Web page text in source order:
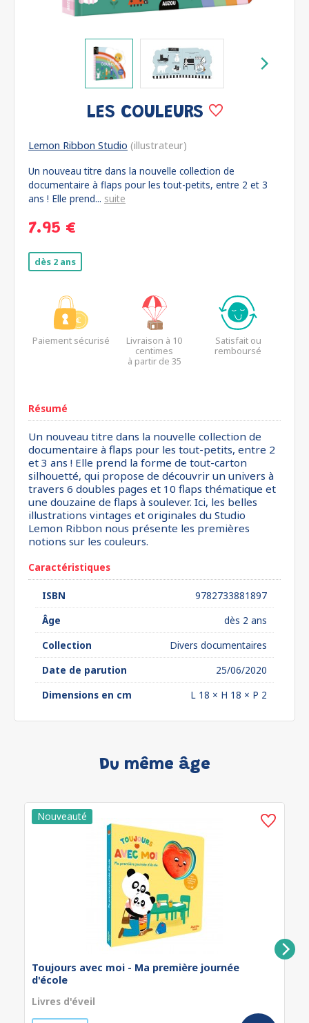
LES COULEURS
Lemon Ribbon Studio (illustrateur)
Un nouveau titre dans la nouvelle collection de
documentaire à flaps pour les tout-petits, entre 2 et 3
ans ! Elle prend... suite
7.95 €
dès 2 ans
Paiement sécurisé
Livraison à 10
centimes
à partir de 35
Satisfait ou
remboursé
Résumé
Un nouveau titre dans la nouvelle collection de
documentaire à flaps pour les tout-petits, entre 2
et 3 ans ! Elle prend la forme de tout-carton
silhouetté, qui propose de découvrir un univers à
travers 6 doubles pages et 10 flaps thématique et
une douzaine de flaps à soulever. Ici, les belles
illustrations vintages et originales du Studio
Lemon Ribbon nous présente les premières
notions sur les couleurs.
Caractéristiques
ISBN
9782733881897
Âge
dès 2 ans
Collection
Divers documentaires
Date de parution
25/06/2020
Dimensions en cm
L 18 × H 18 × P 2
Du même âge
Toujours avec moi - Ma première journée
d'école
Livres d'éveil